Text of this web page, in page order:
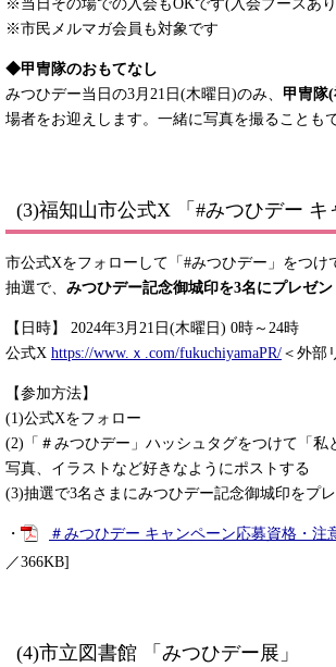
※当日その場での入会もOKです(入会ブースあ
※市民メルマガ会員も対象です
◆甲冑隊のおもてなし
みつひデー当日の3月21日(木曜日)のみ、 甲冑隊
場者をお迎えします。一緒に写真を撮ることも
(3)福知山市公式X 「#みつひデー キ
市公式Xをフォローして「#みつひデー」をつけ
抽選で、 みつひデー記念御城印を3名にプレゼン
【日時】 2024年3月21日(木曜日) 0時～24時
公式X https://www.ｘ.com/fukuchiyamaPR/ ＜外部
【参加方法】
(1)公式Xをフォロー
(2)「＃みつひデー」ハッシュタグをつけて「私
写真、イラストなど好きなようにポストする
(3)抽選で3名さまにみつひデー記念御城印をプレ
・ ＃みつひデー キャンペーン応募資格・注
／366KB]
(4)市立図書館 「みつひデー展」